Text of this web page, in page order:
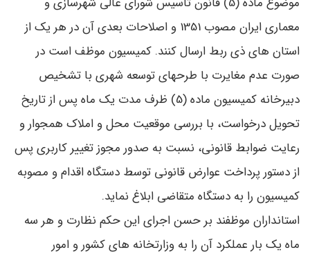
معماری ایران مصوب 1351 و اصلاحات بعدی آن در هر یک از
استان های ذی ربط ارسال کنند. کمیسیون موظف است در
صورت عدم مغایرت با طرحهای توسعه شهری با تشخیص
دبیرخانه کمیسیون ماده (5) ظرف مدت یک ماه پس از تاریخ
تحویل درخواست، با بررسی موقعیت محل و املاک همجوار و
رعایت ضوابط قانونی، نسبت به صدور مجوز تغییر کاربری پس
از دستور پرداخت عوارض قانونی توسط دستگاه اقدام و مصوبه
کمیسیون را به دستگاه متقاضی ابلاغ نماید.
استانداران موظفند بر حسن اجرای این حکم نظارت و هر سه
ماه یک بار عملکرد آن را به وزارتخانه های کشور و امور